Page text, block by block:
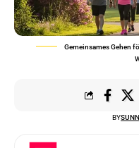
Gemeinsames Gehen
BY